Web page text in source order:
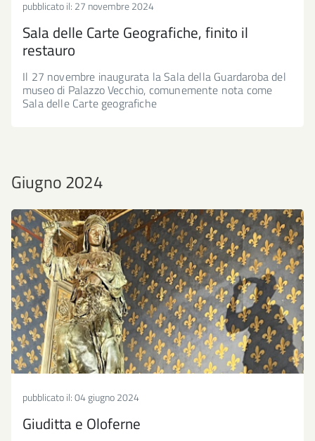
pubblicato il: 27 novembre 2024
Sala delle Carte Geografiche, finito il
restauro
Il 27 novembre inaugurata la Sala della Guardaroba del
museo di Palazzo Vecchio, comunemente nota come
Sala delle Carte geografiche
Giugno 2024
pubblicato il:04 giugno 2024
Giuditta e Oloferne